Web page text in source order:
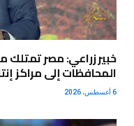
خبير زراعي: مصر تمتلك
المحافظات إلى مراكز
6 أغسطس، 2026